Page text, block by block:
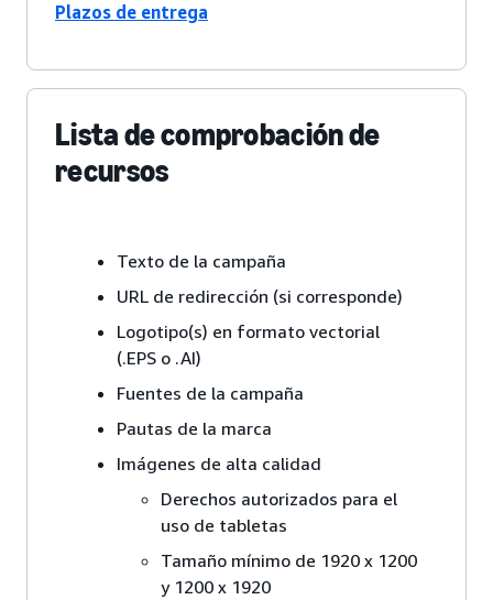
Plazos de entrega
Lista de comprobación de
recursos
Texto de la campaña
URL de redirección (si corresponde)
Logotipo(s) en formato vectorial
(.EPS o .AI)
Fuentes de la campaña
Pautas de la marca
Imágenes de alta calidad
Derechos autorizados para el
uso de tabletas
Tamaño mínimo de 1920 x 1200
y 1200 x 1920